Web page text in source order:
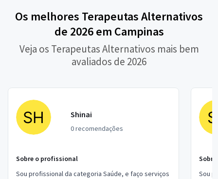
Os melhores Terapeutas Alternativos
de 2026 em Campinas
Veja os Terapeutas Alternativos mais bem
avaliados de 2026
Shinai
0 recomendações
Sobre o profissional
Sou profissional da categoria Saúde, e faço serviços
Sou